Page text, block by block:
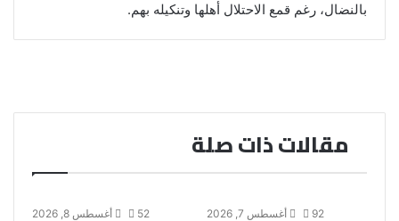
بالنضال، رغم قمع الاحتلال أهلها وتنكيله بهم.
مقالات ذات صلة
أغسطس 8, 2026 52 أغسطس 7, 2026 92